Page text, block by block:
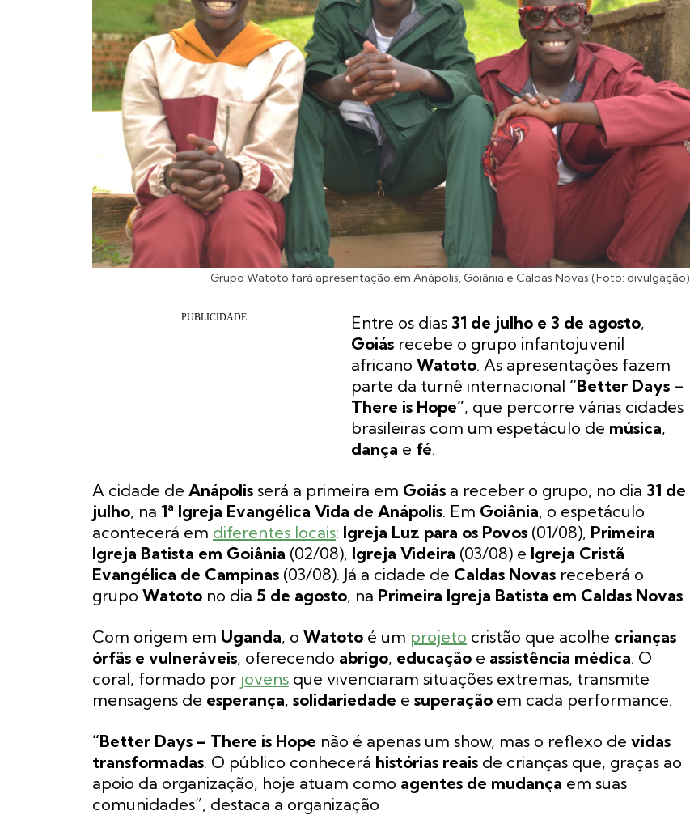
Grupo Watoto fará apresentação em Anápolis, Goiânia e Caldas Novas (Foto: divulgação)
Entre os dias 31 de julho e 3 de agosto,
Goiás recebe o grupo infantojuvenil
africano Watoto. As apresentações fazem
parte da turnê internacional “Better Days –
There is Hope”, que percorre várias cidades
brasileiras com um espetáculo de música,
dança e fé.
A cidade de Anápolis será a primeira em Goiás a receber o grupo, no dia 31 de
julho, na 1ª Igreja Evangélica Vida de Anápolis. Em Goiânia, o espetáculo
acontecerá em diferentes locais: Igreja Luz para os Povos (01/08), Primeira
Igreja Batista em Goiânia (02/08), Igreja Videira (03/08) e Igreja Cristã
Evangélica de Campinas (03/08). Já a cidade de Caldas Novas receberá o
grupo Watoto no dia 5 de agosto, na Primeira Igreja Batista em Caldas Novas.
Com origem em Uganda, o Watoto é um projeto cristão que acolhe crianças
órfãs e vulneráveis, oferecendo abrigo, educação e assistência médica. O
coral, formado por jovens que vivenciaram situações extremas, transmite
mensagens de esperança, solidariedade e superação em cada performance.
“Better Days – There is Hope não é apenas um show, mas o reflexo de vidas
transformadas. O público conhecerá histórias reais de crianças que, graças ao
apoio da organização, hoje atuam como agentes de mudança em suas
comunidades”, destaca a organização